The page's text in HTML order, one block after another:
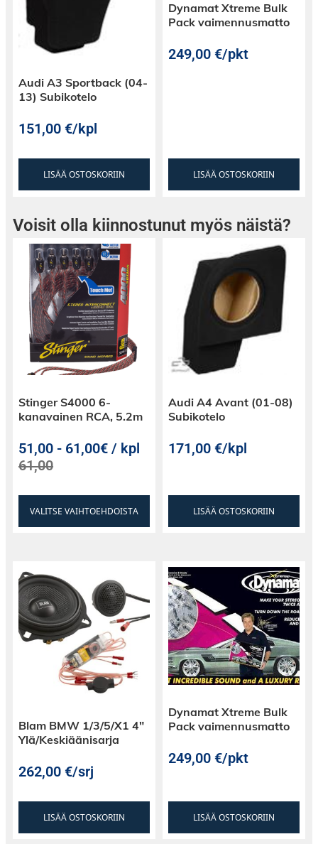
Audi A3 Sportback (04-
13) Subikotelo
151,00€/kpl
LISÄÄ OSTOSKORIIN
Dynamat Xtreme Bulk
Pack vaimennusmatto
249,00€/pkt
LISÄÄ OSTOSKORIIN
Voisit olla kiinnostunut myös näistä?
Stinger S4000 6-
kanavainen RCA, 5.2m
51,00 - 61,00€ / kpl
61,00
VALITSE VAIHTOEHDOISTA
Audi A4 Avant (01-08)
Subikotelo
171,00€/kpl
LISÄÄ OSTOSKORIIN
Blam BMW 1/3/5/X1 4″
Ylä/Keskiäänisarja
262,00€/srj
LISÄÄ OSTOSKORIIN
Dynamat Xtreme Bulk
Pack vaimennusmatto
249,00€/pkt
LISÄÄ OSTOSKORIIN